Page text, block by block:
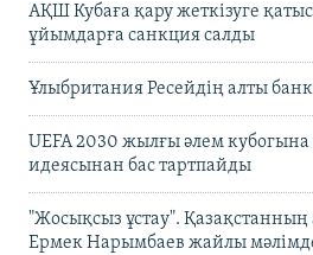
АҚШ Кубаға қару жеткізуге
ұйымдарға санкция салды
Ұлыбритания Ресейдің алты
UEFA 2030 жылғы әлем
идеясынан бас тартпайды
"Жосықсыз ұстау".
Ермек Нарымбаев жайлы